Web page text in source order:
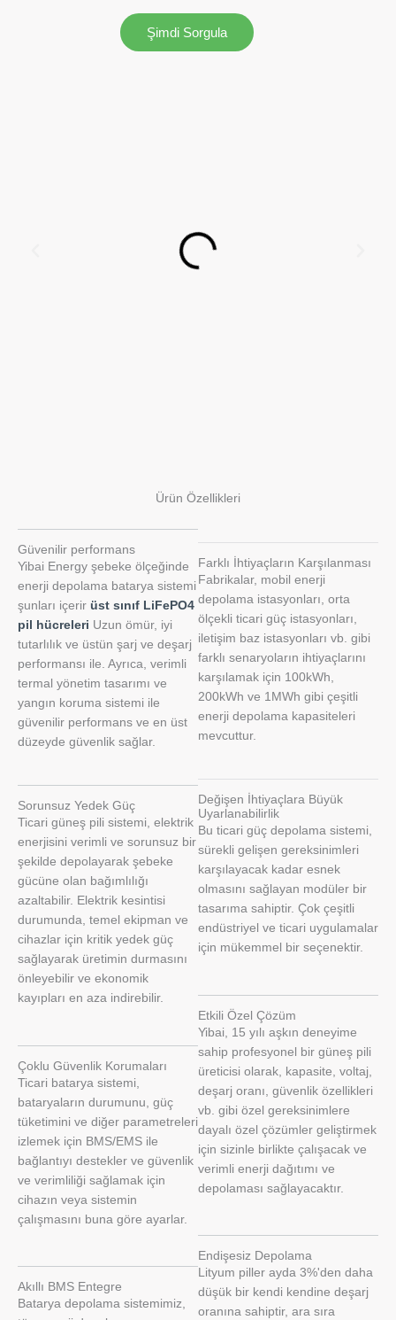
Şimdi Sorgula
Ürün Özellikleri
Güvenilir performans
Yibai Energy şebeke ölçeğinde
enerji depolama batarya sistemi
şunları içerir üst sınıf LiFePO4
pil hücreleri Uzun ömür, iyi
tutarlılık ve üstün şarj ve deşarj
performansı ile. Ayrıca, verimli
termal yönetim tasarımı ve
yangın koruma sistemi ile
güvenilir performans ve en üst
düzeyde güvenlik sağlar.
Sorunsuz Yedek Güç
Ticari güneş pili sistemi, elektrik
enerjisini verimli ve sorunsuz bir
şekilde depolayarak şebeke
gücüne olan bağımlılığı
azaltabilir. Elektrik kesintisi
durumunda, temel ekipman ve
cihazlar için kritik yedek güç
sağlayarak üretimin durmasını
önleyebilir ve ekonomik
kayıpları en aza indirebilir.
Çoklu Güvenlik Korumaları
Ticari batarya sistemi,
bataryaların durumunu, güç
tüketimini ve diğer parametreleri
izlemek için BMS/EMS ile
bağlantıyı destekler ve güvenlik
ve verimliliği sağlamak için
cihazın veya sistemin
çalışmasını buna göre ayarlar.
Akıllı BMS Entegre
Batarya depolama sistemimiz,
Farklı İhtiyaçların Karşılanması
Fabrikalar, mobil enerji
depolama istasyonları, orta
ölçekli ticari güç istasyonları,
iletişim baz istasyonları vb. gibi
farklı senaryoların ihtiyaçlarını
karşılamak için 100kWh,
200kWh ve 1MWh gibi çeşitli
enerji depolama kapasiteleri
mevcuttur.
Değişen İhtiyaçlara Büyük
Uyarlanabilirlik
Bu ticari güç depolama sistemi,
sürekli gelişen gereksinimleri
karşılayacak kadar esnek
olmasını sağlayan modüler bir
tasarıma sahiptir. Çok çeşitli
endüstriyel ve ticari uygulamalar
için mükemmel bir seçenektir.
Etkili Özel Çözüm
Yibai, 15 yılı aşkın deneyime
sahip profesyonel bir güneş pili
üreticisi olarak, kapasite, voltaj,
deşarj oranı, güvenlik özellikleri
vb. gibi özel gereksinimlere
dayalı özel çözümler geliştirmek
için sizinle birlikte çalışacak ve
verimli enerji dağıtımı ve
depolaması sağlayacaktır.
Endişesiz Depolama
Lityum piller ayda 3%'den daha
düşük bir kendi kendine deşarj
oranına sahiptir, ara sıra